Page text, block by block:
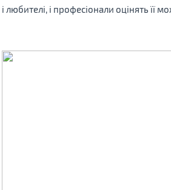
і любителі, і професіонали оцінять її